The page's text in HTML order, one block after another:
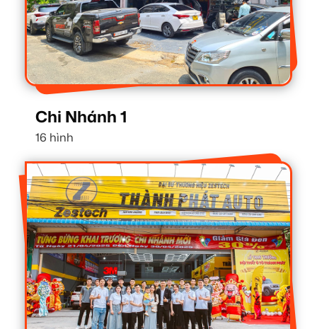
Chi Nhánh 1
16 hình